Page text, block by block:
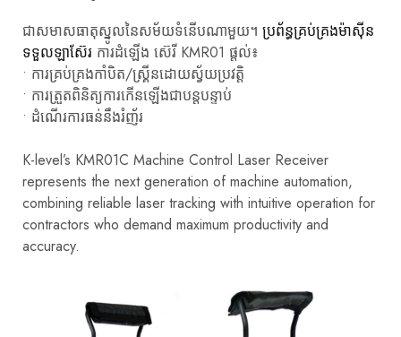
ជាសមាសធាតុស្នូលនៃសម័យទំនើបណាមួយ។ ប្រព័ន្ធគ្រប់គ្រងម៉ាស៊ីន
ទទួលឡាស៊ែរ ការដំឡើង ស៊េរី KMR01 ផ្តល់៖
• ការគ្រប់គ្រងកាំបិត/ស្គ្រីនដោយស្វ័យប្រវត្តិ
• ការត្រួតពិនិត្យការកើនឡើងជាបន្តបន្ទាប់
• ដំណើរការធន់នឹងរំញ័រ
K-level’s KMR01C Machine Control Laser Receiver
represents the next generation of machine automation,
combining reliable laser tracking with intuitive operation for
contractors who demand maximum productivity and
accuracy.